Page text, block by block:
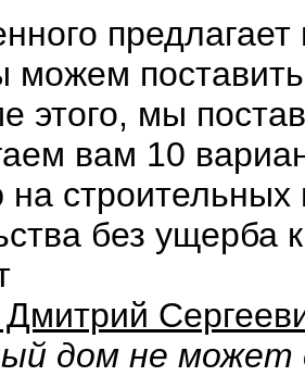
можем
этого, мы
вам 10
без ущерба
дом не